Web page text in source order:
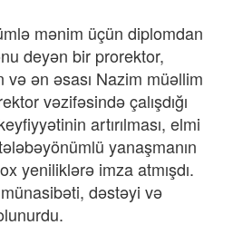
mənim üçün diplomdan
deyən bir prorektor,
ən əsası Nazim müəllim
vəzifəsində çalışdığı
artırılması, elmi
yanaşmanın
yeniliklərə imza atmışdı.
dəstəyi və